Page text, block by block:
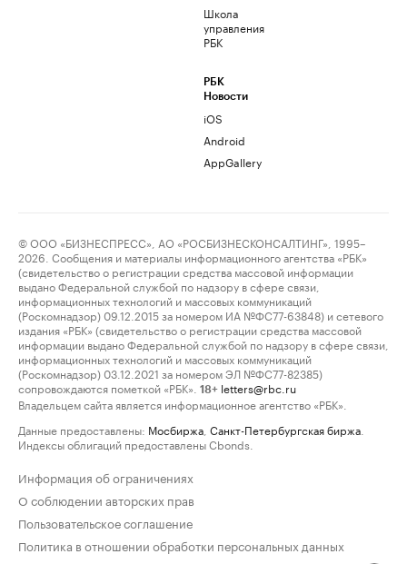
Школа
управления
РБК
РБК
Новости
iOS
Android
AppGallery
© ООО «БИЗНЕСПРЕСС», АО «РОСБИЗНЕСКОНСАЛТИНГ», 1995–
2026. Сообщения и материалы информационного агентства «РБК»
(свидетельство о регистрации средства массовой информации
выдано Федеральной службой по надзору в сфере связи,
информационных технологий и массовых коммуникаций
(Роскомнадзор) 09.12.2015 за номером ИА №ФС77-63848) и сетевого
издания «РБК» (свидетельство о регистрации средства массовой
информации выдано Федеральной службой по надзору в сфере связи,
информационных технологий и массовых коммуникаций
(Роскомнадзор) 03.12.2021 за номером ЭЛ №ФС77-82385)
сопровождаются пометкой «РБК».
18+ letters@rbc.ru
Владельцем сайта является информационное агентство «РБК».
Данные предоставлены: Мосбиржа Санкт-Петербургская биржа
Индексы облигаций предоставлены Cbonds.
Информация об ограничениях
О соблюдении авторских прав
Пользовательское соглашение
Политика в отношении обработки персональных данных